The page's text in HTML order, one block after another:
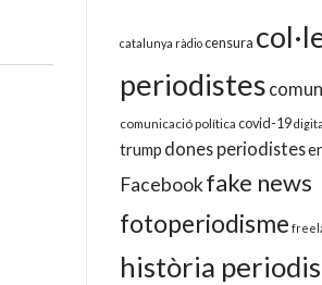
catalunya ràdiocensura
periodistes
comunicació política covid-19
trump dones periodistes
Facebookfake news
fotoperiodisme
història